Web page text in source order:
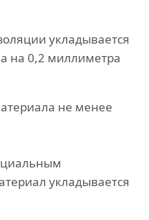
укладывается
на 0,2 миллиметра
не менее
укладывается